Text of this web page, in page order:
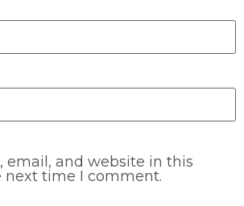
email, and website in this
next time I comment.